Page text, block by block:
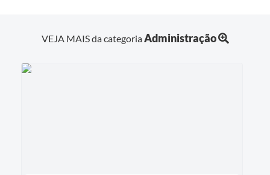
VEJA MAIS da categoriaAdministração